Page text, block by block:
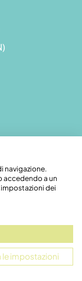
| P.I.
navigazione.
accedendo a un
dei
impostazioni